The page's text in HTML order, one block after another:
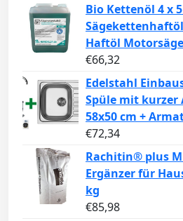
Bio Kettenöl 4 x
Haftöl
€66,32
Edelstahl
Spüle mit kurzer
58x50 cm +
€72,34
Rachitin® plus
Ergänzer für
kg
€85,98